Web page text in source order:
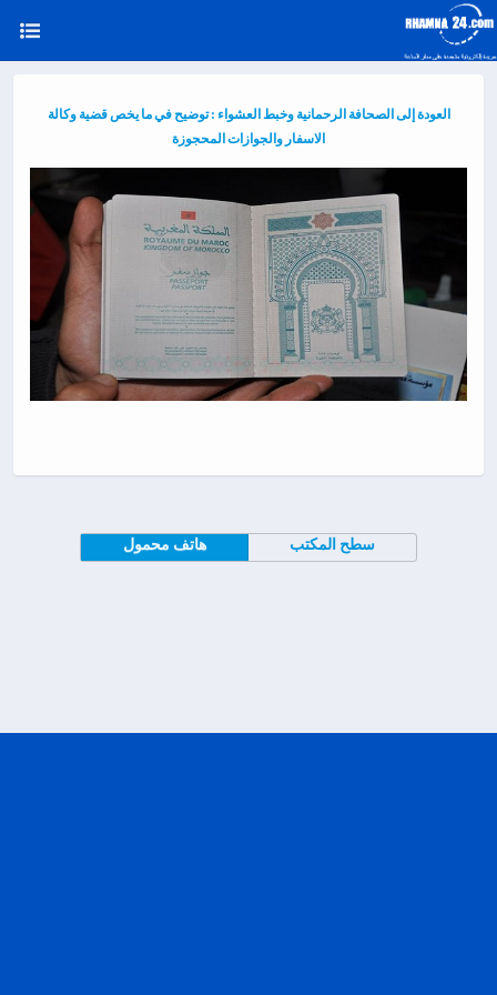
العودة إلى الصحافة الرحمانية وخبط العشواء : توضيح في ما يخص قضية وكالة
الاسفار والجوازات المحجوزة
هاتف محمول سطح المكتب